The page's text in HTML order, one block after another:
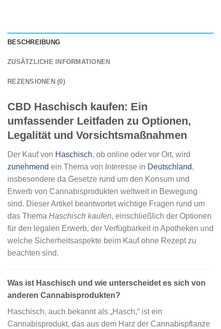
BESCHREIBUNG
ZUSÄTZLICHE INFORMATIONEN
REZENSIONEN (0)
CBD Haschisch kaufen: Ein
umfassender Leitfaden zu Optionen,
Legalität und Vorsichtsmaßnahmen
Der Kauf von Haschisch, ob online oder vor Ort, wird
zunehmend ein Thema von Interesse in Deutschland,
insbesondere da Gesetze rund um den Konsum und
Erwerb von Cannabisprodukten weltweit in Bewegung
sind. Dieser Artikel beantwortet wichtige Fragen rund um
das Thema Haschisch kaufen, einschließlich der Optionen
für den legalen Erwerb, der Verfügbarkeit in Apotheken und
welche Sicherheitsaspekte beim Kauf ohne Rezept zu
beachten sind.
Was ist Haschisch und wie unterscheidet es sich von
anderen Cannabisprodukten?
Haschisch, auch bekannt als „Hasch,“ ist ein
Cannabisprodukt, das aus dem Harz der Cannabispflanze